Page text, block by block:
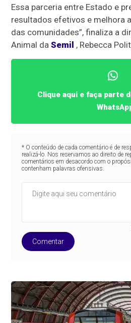
Essa parceria entre Estado e
resultados efetivos e melhora
das comunidades”, finaliza a
Animal daSemil , Rebecca
Clique aqui e faça parte
* O conteúdo de cada comentário é de
realizá-lo. Nos reservamos ao direito de
comentários em desacordo com o
contenham palavras ofensivas.
Comentar